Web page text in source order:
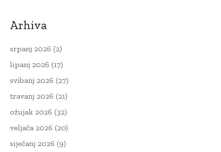
Arhiva
srpanj 2026 (2)
lipanj 2026 (17)
svibanj 2026 (27)
travanj 2026 (21)
ožujak 2026 (32)
veljača 2026 (20)
siječanj 2026 (9)